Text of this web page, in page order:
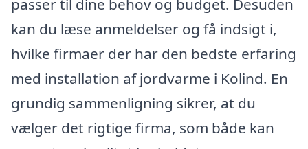
passer til dine behov og budget. Desuden
kan du læse anmeldelser og få indsigt i,
hvilke firmaer der har den bedste erfaring
med installation af jordvarme i Kolind. En
grundig sammenligning sikrer, at du
vælger det rigtige firma, som både kan